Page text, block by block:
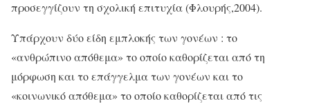
προσεγγίζουν τη σχολική επιτυχία (Φλουρής,2004).
Υπάρχουν δύο είδη εμπλοκής των γονέων : το
«ανθρώπινο απόθεμα» το οποίο καθορίζεται από τη
μόρφωση και το επάγγελμα των γονέων και το
«κοινωνικό απόθεμα» το οποίο καθορίζεται από τις